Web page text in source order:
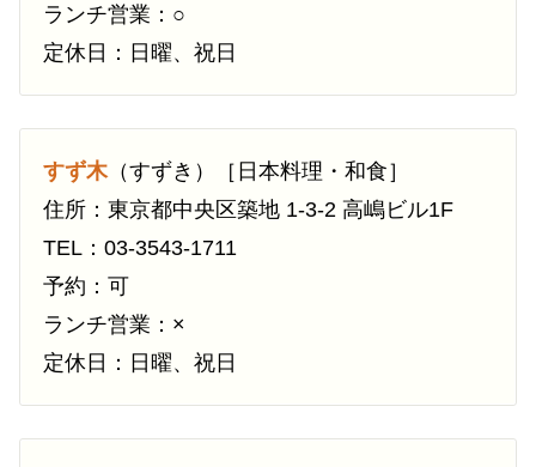
ランチ営業：○
定休日：日曜、祝日
すず木（すずき）［日本料理・和食］
住所：東京都中央区築地 1-3-2 高嶋ビル1F
TEL：03-3543-1711
予約：可
ランチ営業：×
定休日：日曜、祝日